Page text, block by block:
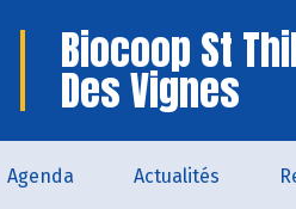
Biocoop St
Des Vignes
Agenda Actualités